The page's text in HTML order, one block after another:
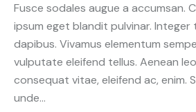
Fusce sodales augue a accumsan.
ipsum eget blandit pulvinar. Integer
dapibus. Vivamus elementum
vulputate eleifend tellus. Aenean
consequat vitae, eleifend ac, enim.
unde…